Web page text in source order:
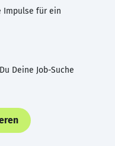
Impulse für ein
Deine Job-Suche